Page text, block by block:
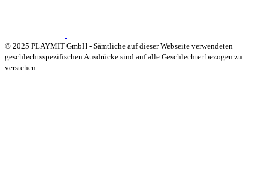
© 2025 PLAYMIT GmbH - Sämtliche auf dieser Webseite verwendeten
geschlechtsspezifischen Ausdrücke sind auf alle Geschlechter bezogen zu
verstehen.